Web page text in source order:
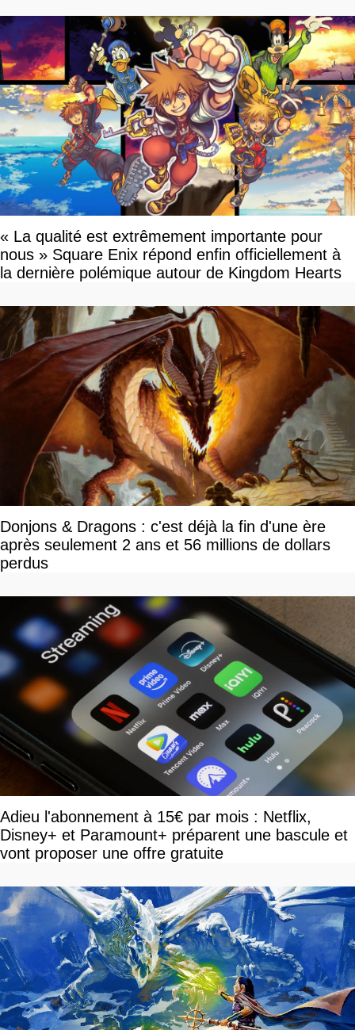
« La qualité est extrêmement importante pour
nous » Square Enix répond enfin officiellement à
la dernière polémique autour de Kingdom Hearts
Donjons & Dragons : c'est déjà la fin d'une ère
après seulement 2 ans et 56 millions de dollars
perdus
Adieu l'abonnement à 15€ par mois : Netflix,
Disney+ et Paramount+ préparent une bascule et
vont proposer une offre gratuite